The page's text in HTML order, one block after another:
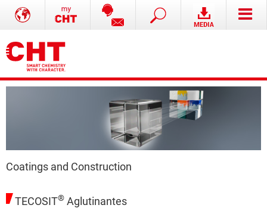
Coatings and Construction
TECOSIT® Aglutinantes